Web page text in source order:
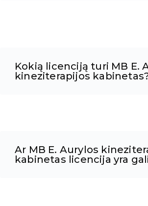
Kokią licenciją turi MB E.
kineziterapijos
Ar MB E. Aurylos
kabinetas licencija yra